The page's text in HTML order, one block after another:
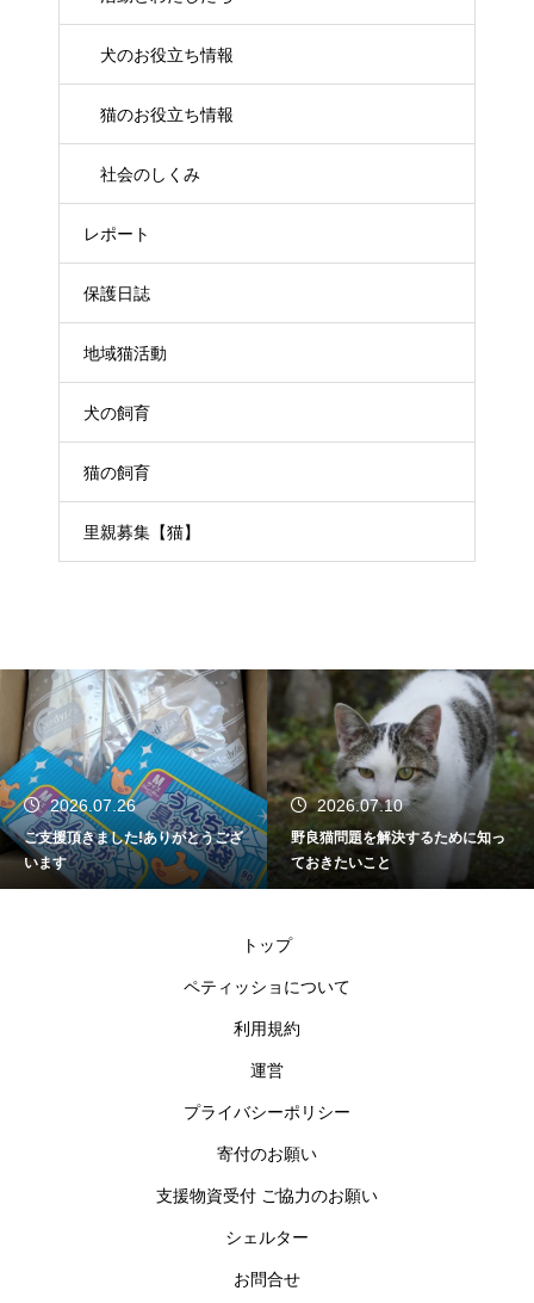
犬のお役立ち情報
猫のお役立ち情報
社会のしくみ
レポート
保護日誌
地域猫活動
犬の飼育
猫の飼育
里親募集【猫】
2026.07.26
ご支援頂きました!ありがとうござ
います
2026.07.10
野良猫問題を解決するために知っ
ておきたいこと
トップ
ペティッショについて
利用規約
運営
プライバシーポリシー
寄付のお願い
支援物資受付 ご協力のお願い
シェルター
お問合せ